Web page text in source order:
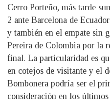
Cerro Porteño, más tarde
2 ante Barcelona de
y también en el empate sin
Pereira de Colombia por la
final. La particularidad es
en cotejos de visitante y el
Bombonera podría ser el
consideración en los